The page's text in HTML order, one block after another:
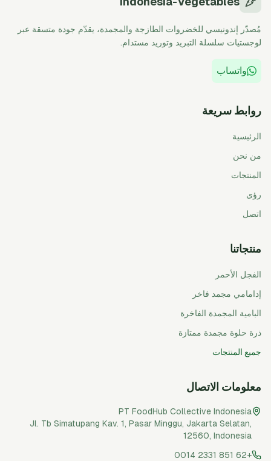
مُصدّر إندونيسي للخضروات الطازجة والمجمدة، يقدّم جودة متسقة عبر
لوجستيات سلسلة التبريد وتوريد مستدام.
واتساب
روابط سريعة
الرئيسية
من نحن
المنتجات
رؤى
اتصل
منتجاتنا
الفجل الأحمر
إدامامي مجمد فاخر
البامية المجمدة الفاخرة
ذرة حلوة مجمدة ممتازة
جميع المنتجات
معلومات الاتصال
PT FoodHub Collective Indonesia
Jl. Tb Simatupang Kav. 1, Pasar Minggu, Jakarta Selatan,
12560, Indonesia
+62 851 2331 0014